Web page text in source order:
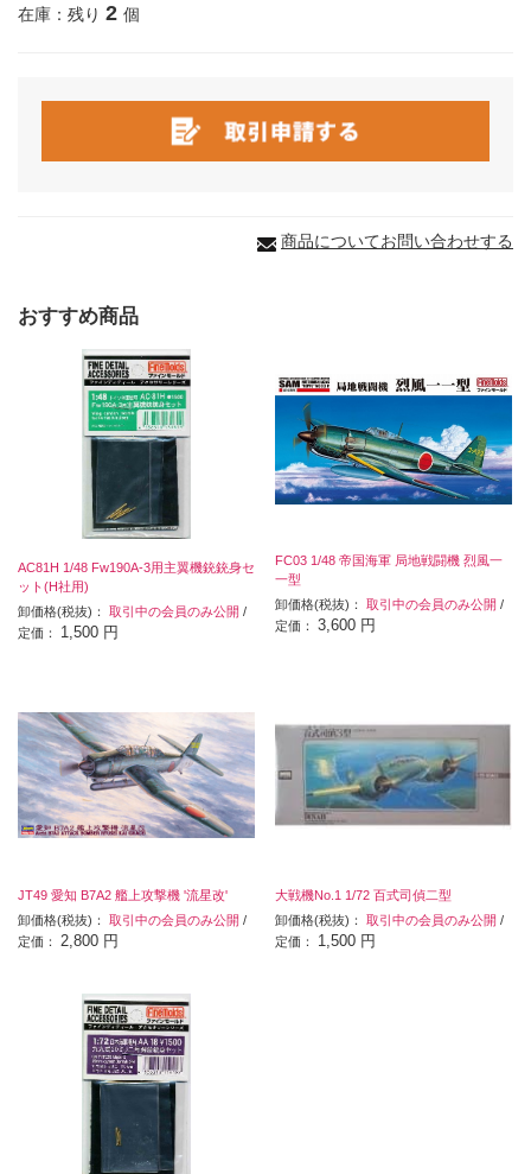
在庫：残り 2 個
商品についてお問い合わせする
おすすめ商品
AC81H 1/48 Fw190A-3用主翼機銃銃身セ
ット(H社用)
卸価格(税抜)： 取引中の会員のみ公開 /
定価： 1,500 円
FC03 1/48 帝国海軍 局地戦闘機 烈風一
一型
卸価格(税抜)：取引中の会員のみ公開 /
定価：3,600 円
JT49 愛知 B7A2 艦上攻撃機 '流星改'
卸価格(税抜)： 取引中の会員のみ公開 /
定価： 2,800 円
大戦機No.1 1/72 百式司偵二型
卸価格(税抜)：取引中の会員のみ公開 /
定価： 1,500 円